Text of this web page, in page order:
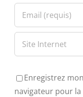
Enregistrez
navigateur pour